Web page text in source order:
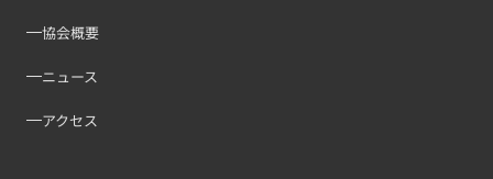
協会概要
ニュース
アクセス